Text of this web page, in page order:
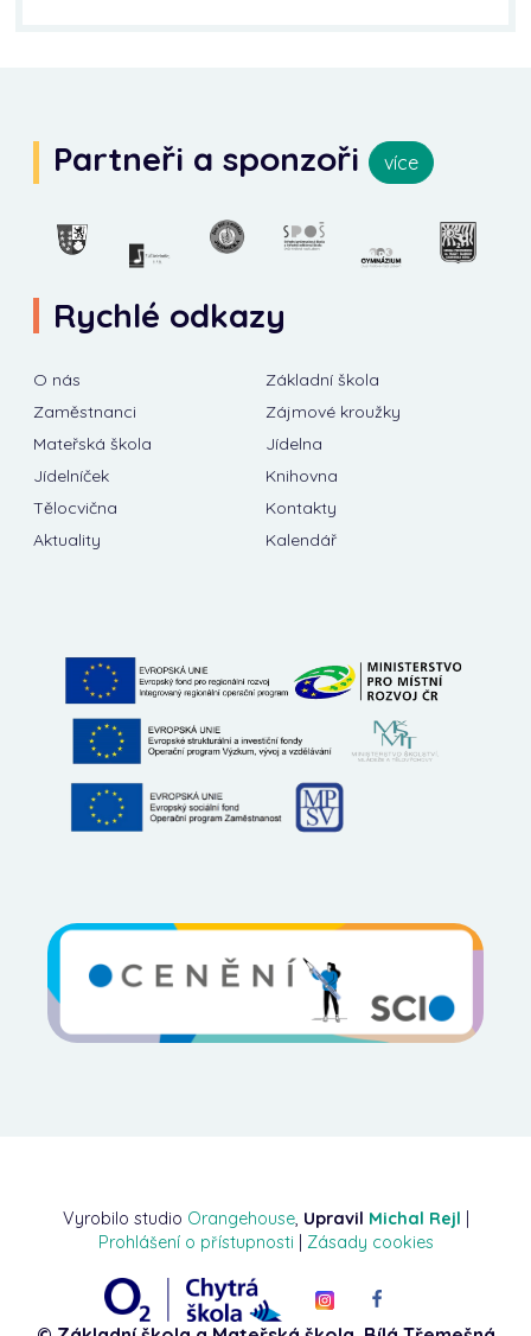
Partneři a sponzoři více
Rychlé odkazy
O nás
Základní škola
Zaměstnanci
Zájmové kroužky
Mateřská škola
Jídelna
Jídelníček
Knihovna
Tělocvična
Kontakty
Aktuality
Kalendář
Vyrobilo studio Orangehouse, Upravil Michal Rejl |
Prohlášení o přístupnosti | Zásady cookies